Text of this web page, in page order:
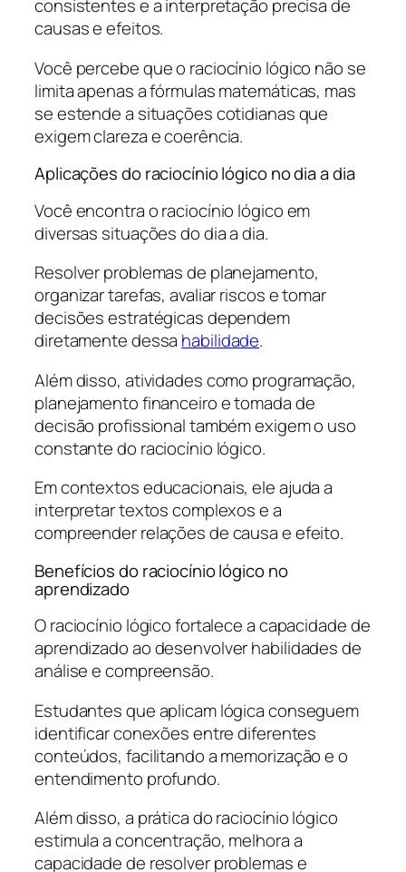
consistentes e a interpretação precisa de
causas e efeitos.
Você percebe que o raciocínio lógico não se
limita apenas a fórmulas matemáticas, mas
se estende a situações cotidianas que
exigem clareza e coerência.
Aplicações do raciocínio lógico no dia a dia
Você encontra o raciocínio lógico em
diversas situações do dia a dia.
Resolver problemas de planejamento,
organizar tarefas, avaliar riscos e tomar
decisões estratégicas dependem
diretamente dessa habilidade.
Além disso, atividades como programação,
planejamento financeiro e tomada de
decisão profissional também exigem o uso
constante do raciocínio lógico.
Em contextos educacionais, ele ajuda a
interpretar textos complexos e a
compreender relações de causa e efeito.
Benefícios do raciocínio lógico no
aprendizado
O raciocínio lógico fortalece a capacidade de
aprendizado ao desenvolver habilidades de
análise e compreensão.
Estudantes que aplicam lógica conseguem
identificar conexões entre diferentes
conteúdos, facilitando a memorização e o
entendimento profundo.
Além disso, a prática do raciocínio lógico
estimula a concentração, melhora a
capacidade de resolver problemas e